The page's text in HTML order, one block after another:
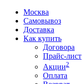
Москва
Самовывоз
Доставка
Как купить
Договора
Прайс-лист
Акции2
Оплата